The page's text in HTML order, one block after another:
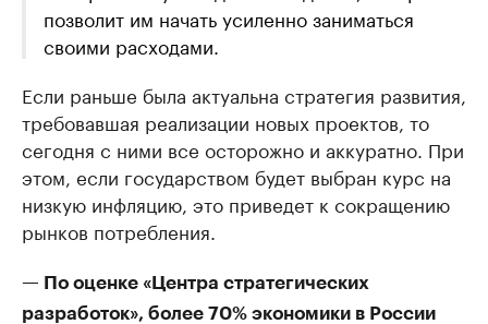
позволит им начать усиленно заниматься
своими расходами.
Если раньше была актуальна стратегия развития,
требовавшая реализации новых проектов, то
сегодня с ними все осторожно и аккуратно. При
этом, если государством будет выбран курс на
низкую инфляцию, это приведет к сокращению
рынков потребления.
— По оценке «Центра стратегических
разработок», более 70% экономики в России